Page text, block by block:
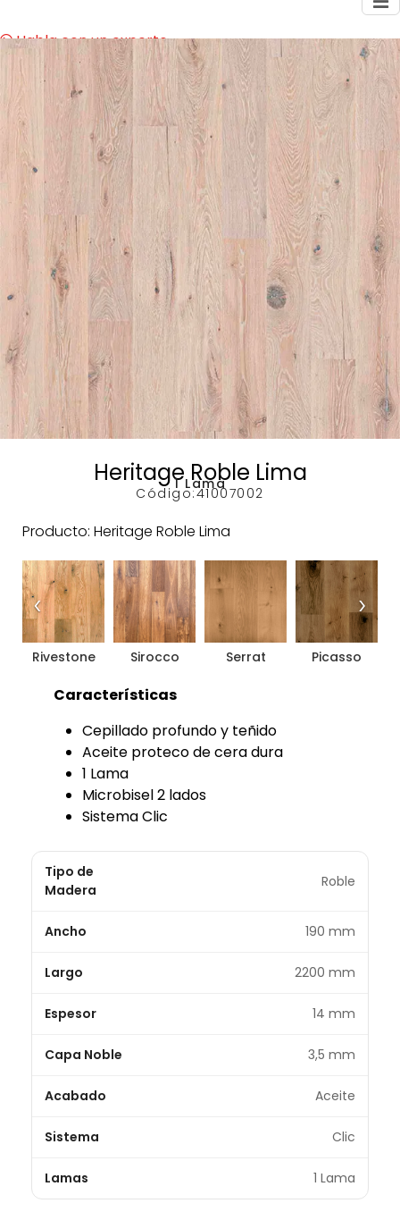
Habla con un experto
Heritage Roble Lima
1 Lama
Código:41007002
Producto: Heritage Roble Lima
Rivestone Sirocco Serrat Picasso
‹ ›
Características
Cepillado profundo y teñido
Aceite proteco de cera dura
1 Lama
Microbisel 2 lados
Sistema Clic
Tipo de
Madera
Roble
Ancho 190 mm
Largo 2200 mm
Espesor 14 mm
Capa Noble 3,5 mm
Acabado Aceite
Sistema Clic
Lamas 1 Lama